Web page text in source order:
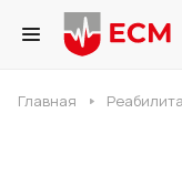
Главная